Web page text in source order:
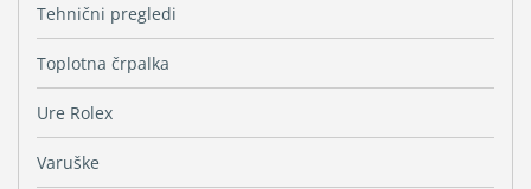
Tehnični pregledi
Toplotna črpalka
Ure Rolex
Varuške